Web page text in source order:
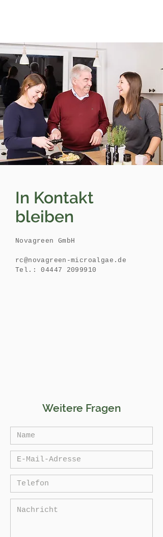
In Kontakt
bleiben
Novagreen GmbH
rc@novagreen-microalgae.de
Tel.:04447 2099910
Weitere Fragen